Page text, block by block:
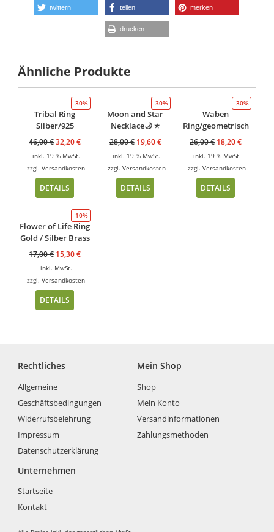
twittern teilen merken
drucken
Ähnliche Produkte
-30%
Tribal Ring
Silber/925
46,00€32,20€
inkl. 19 % MwSt.
zzgl.Versandkosten
DETAILS
-30%
Moon and Star
Necklace🌙 ⭐️
28,00€ 19,60€
inkl. 19 % MwSt.
zzgl. Versandkosten
DETAILS
-30%
Waben
Ring/geometrisch
26,00€ 18,20€
inkl. 19 % MwSt.
zzgl.Versandkosten
DETAILS
-10%
Flower of Life Ring
Gold / Silber Brass
17,00€ 15,30€
inkl. MwSt.
zzgl.Versandkosten
DETAILS
Rechtliches
Allgemeine
Geschäftsbedingungen
Widerrufsbelehrung
Impressum
Datenschutzerklärung
Mein Shop
Shop
Mein Konto
Versandinformationen
Zahlungsmethoden
Unternehmen
Startseite
Kontakt